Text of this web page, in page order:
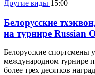
Другие виды 15:00
Белорусские
на турнире Russian
Белорусские спортсмены
международном турнире
более трех десятков